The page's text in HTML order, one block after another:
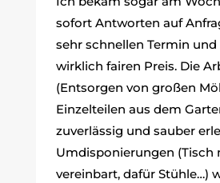
sofort Antworten auf
sehr schnellen Termin und
wirklich fairen Preis. Die
(Entsorgen von großen
Einzelteilen aus dem
zuverlässig und sauber
Umdisponierungen (Tisch
vereinbart, dafür Stühle…)